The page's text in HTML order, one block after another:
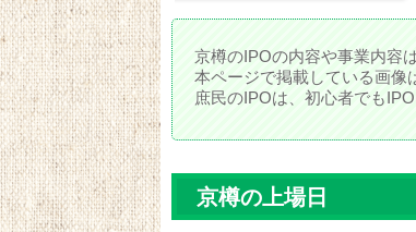
京樽のIPOの内容や事業内容
本ページで掲載している画像
庶民のIPOは、初心者でも
京樽の上場日